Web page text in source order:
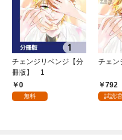
チェンジリベンジ【分
冊版】 1
0
無料
チェン
792
試読